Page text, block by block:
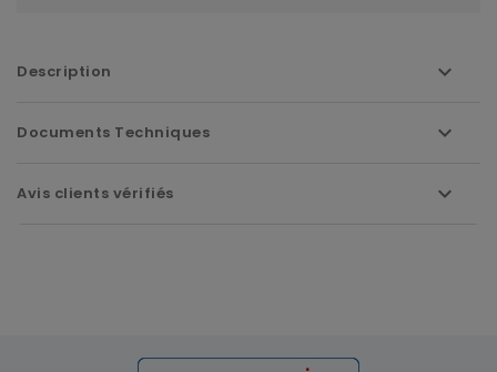
Description
Documents Techniques
Avis clients vérifiés